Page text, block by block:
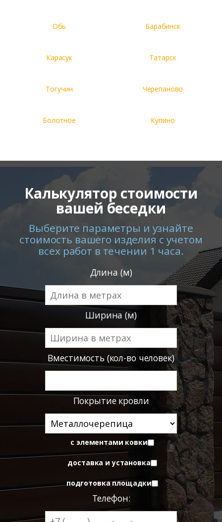
Обь Барабинск
Карасук Татарск
Тогучин Черепаново
Болотное Купино
Калькулятор стоимости
вашей беседки
Выберите параметры и узнайте
стоимость вашего изделия с учетом
всех работ в течении 1 часа.
Длина (м)
Ширина (м)
Вместимость (кол-во человек)
Покрытие кровли
с элементами ковки
доставка и установка
подготовка площадки
Телефон: